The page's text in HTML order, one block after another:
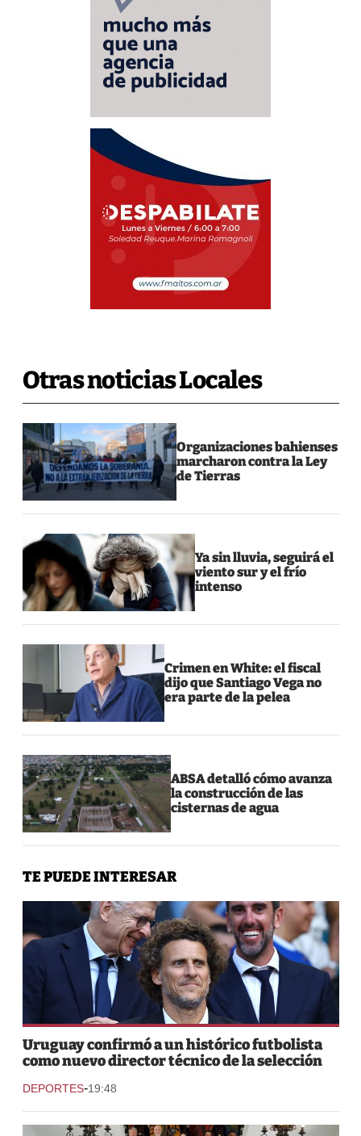
Otras noticias Locales
Organizaciones bahienses
marcharon contra la Ley
de Tierras
Ya sin lluvia, seguirá el
viento sur y el frío
intenso
Crimen en White: el fiscal
dijo que Santiago Vega no
era parte de la pelea
ABSA detalló cómo avanza
la construcción de las
cisternas de agua
TE PUEDE INTERESAR
Uruguay confirmó a un histórico futbolista
como nuevo director técnico de la selección
DEPORTES-19:48